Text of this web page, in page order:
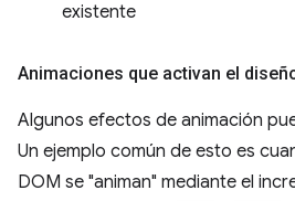
existente
Animaciones que activan el
Algunos efectos de animación
Un ejemplo común de esto es
DOM se "animan" mediante el